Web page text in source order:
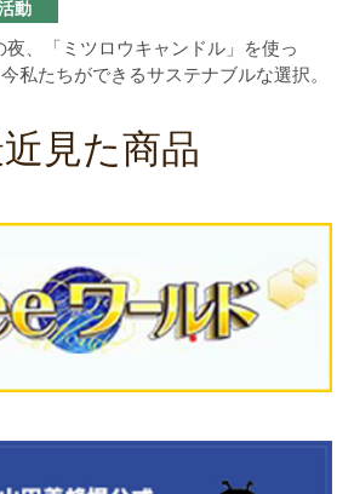
動
、「ミツロウキャンドル」を使っ
私たちができるサステナブルな選択。
見た商品